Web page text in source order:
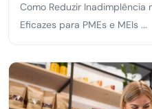
Como Reduzir Inadimplência
Eficazes para PMEs e MEIs ...